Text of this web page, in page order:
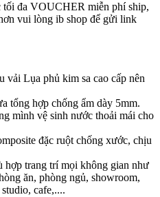
tối đa VOUCHER miễn phí ship,
vui lòng ib shop để gửi link
vải Lụa phủ kim sa cao cấp nên
tổng hợp chống ẩm dày 5mm.
mình vệ sinh nước thoải mái cho
đặc ruột chống xước, chịu
hợp trang trí mọi không gian như
ăn, phòng ngủ, showroom,
cafe,....